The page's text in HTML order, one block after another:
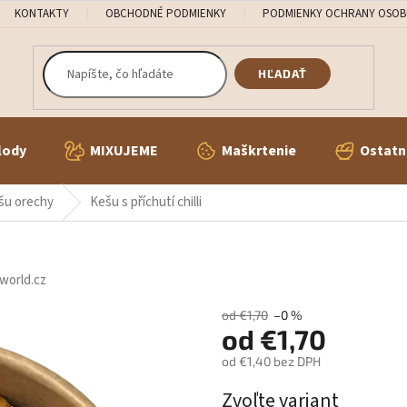
KONTAKTY OBCHODNÉ PODMIENKY PODMIENKY OCHRANY
HĽADAŤ
MIXUJEME Maškrtenie
orechy Kešu s příchutí chilli
od €1,70 –0 %
od €1,70
od €1,40 bez DPH
Zvoľte variant